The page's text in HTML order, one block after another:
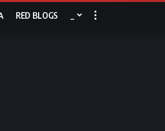
RED BLOGS